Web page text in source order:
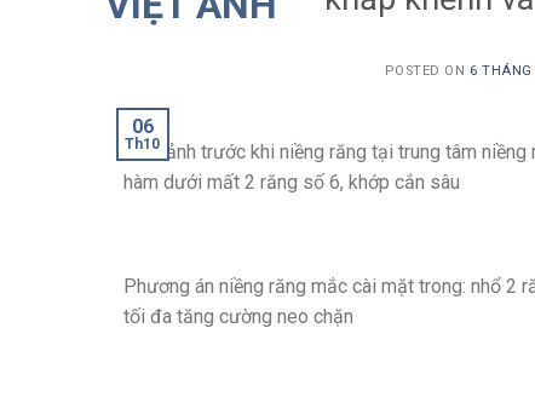
POSTED ON 6 THÁNG
06
Th10
Hình ảnh trước khi niềng răng tại trung tâm
hàm dưới mất 2 răng số 6, khớp cắn sâu
Phương án niềng răng mắc cài mặt trong: nhổ 2
tối đa tăng cường neo chặn